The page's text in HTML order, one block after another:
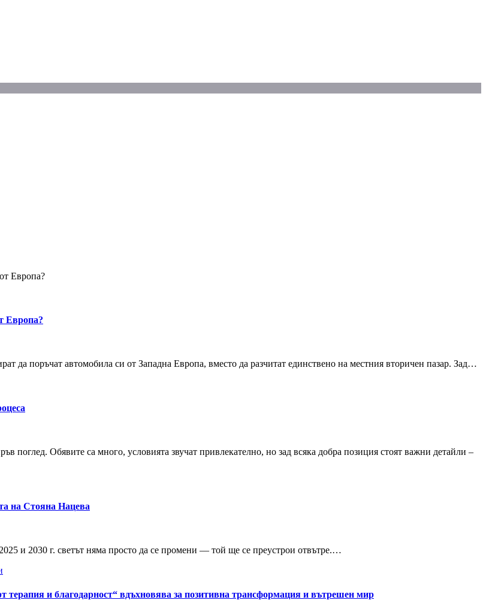
Европа?
Европа?
да поръчат автомобила си от Западна Европа, вместо да разчитат единствено на местния вторичен пазар. Зад…
поглед. Обявите са много, условията звучат привлекателно, но зад всяка добра позиция стоят важни детайли –
на Стояна Нацева
и 2030 г. светът няма просто да се промени — той ще се преустрои отвътре.…
терапия и благодарност“ вдъхновява за позитивна трансформация и вътрешен мир